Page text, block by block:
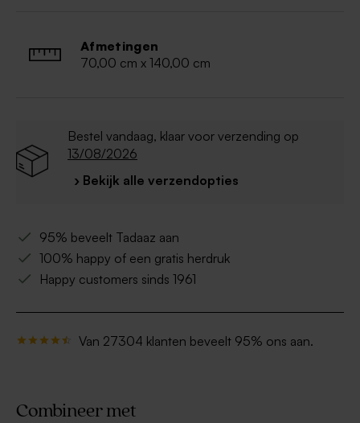
Afmetingen
70,00 cm x 140,00 cm
Bestel vandaag, klaar voor verzending op
13/08/2026
› Bekijk alle verzendopties
95% beveelt Tadaaz aan
100% happy of een gratis herdruk
Happy customers sinds 1961
Van 27304 klanten beveelt 95% ons aan.
Combineer met